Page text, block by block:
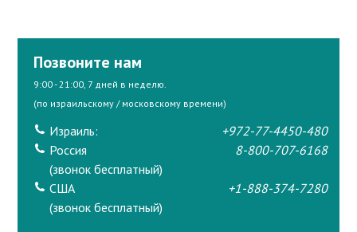
Позвоните нам
9:00 - 21:00, 7 дней в неделю.
(по израильскому / московскому времени)
Израиль:
+972-77-4450-480
Россия
(звонок бесплатный)
8-800-707-6168
США
(звонок бесплатный)
+1-888-374-7280